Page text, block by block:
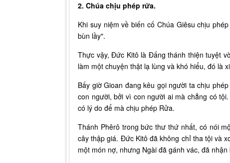
2. Chúa chịu phép rửa.
Khi suy niệm về biến cố Chúa Giêsu chịu
bùn lầy".
Thực vậy, Đức Kitô là Đấng thánh thiện tuyệt
làm một chuyện thật lạ lùng và khó hiểu, đó là
Bấy giờ Gioan đang kêu gọi người ta chịu
con người, bởi vì con người ai mà chẳng có
có lý do để mà chịu phép Rửa.
Thánh Phêrô trong bức thư thứ nhất, có nói
cây thập giá. Đức Kitô đã không chỉ tha tội và
một món nợ, nhưng Ngài đã gánh vác, đã